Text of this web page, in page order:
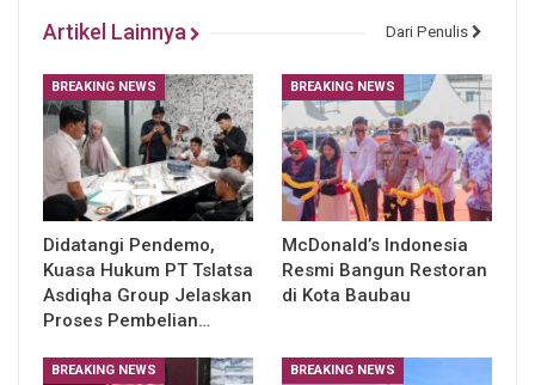
Artikel Lainnya Dari Penulis
BREAKING NEWS
Didatangi Pendemo,
Kuasa Hukum PT Tslatsa
Asdiqha Group Jelaskan
Proses Pembelian…
BREAKING NEWS
McDonald’s Indonesia
Resmi Bangun Restoran
di Kota Baubau
BREAKING NEWS BREAKING NEWS